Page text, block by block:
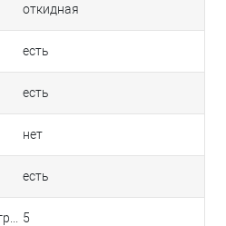
откидная
есть
есть
нет
есть
5